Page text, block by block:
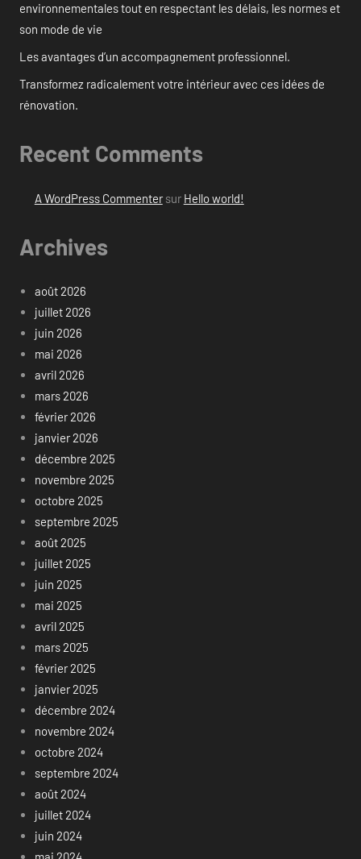
environnementales tout en respectant les délais, les normes et
son mode de vie
Les avantages d’un accompagnement professionnel.
Transformez radicalement votre intérieur avec ces idées de
rénovation.
Recent Comments
A WordPress Commentersur Hello world!
Archives
août 2026
juillet 2026
juin 2026
mai 2026
avril 2026
mars 2026
février 2026
janvier 2026
décembre 2025
novembre 2025
octobre 2025
septembre 2025
août 2025
juillet 2025
juin 2025
mai 2025
avril 2025
mars 2025
février 2025
janvier 2025
décembre 2024
novembre 2024
octobre 2024
septembre 2024
août 2024
juillet 2024
juin 2024